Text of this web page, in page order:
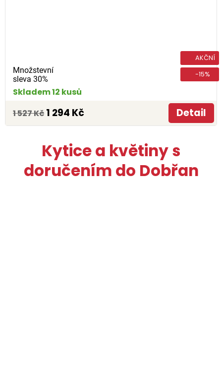
Množstevní
sleva 30%
AKČNÍ
-15%
Skladem 12 kusů
1 527 Kč 1 294 Kč Detail
Kytice a květiny s
doručením do Dobřan